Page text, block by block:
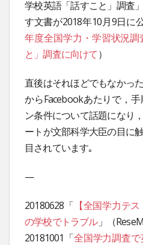
学校英語「話すこと」調査
す文書が2018年10月9日に
年度全国学力・学習状況
と」調査に向けて）
直後はそれほどでもなかっ
からFacebookあたりで，
ン条件について話題になり
ートが文部科学大臣の目に
目されています｡
—
20180628「 【全国学力テ
の学校でトラブル」（
20181001「全国学力調査